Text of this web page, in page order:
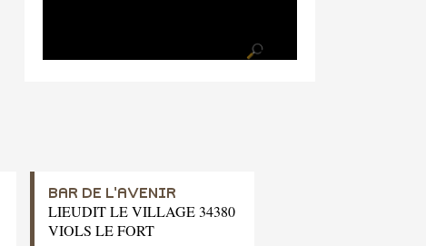
BAR DE L'AVENIR
LIEUDIT LE VILLAGE 34380
VIOLS LE FORT